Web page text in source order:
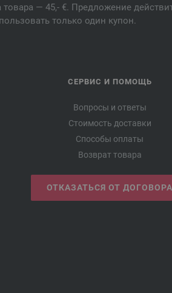
— 45,- €. Предложение
только один купон.
СЕРВИС И ПОМОЩЬ
Вопросы и ответы
Стоимость доставки
Способы оплаты
Возврат товара
ОТКАЗАТЬСЯ ОТ ДОГОВОРА